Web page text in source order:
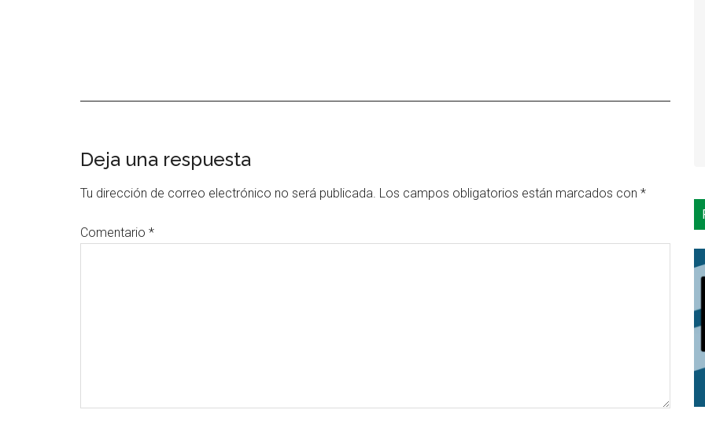
Interacciones
con
lectores
Deja una respuesta
Tu dirección de correo electrónico no será publicada. Los campos obligatorios están marcados con *
Comentario *